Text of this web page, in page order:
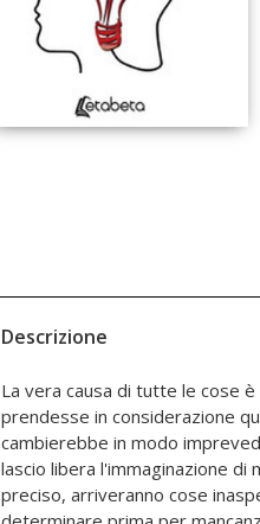
Descrizione
La vera causa di tutte le cose
prendesse in considerazione
cambierebbe in modo
lascio libera l'immaginazione di
preciso, arriveranno cose
avrebbero prodotto lo
ricordiamo facilmente il
non abbiamo ricordi? La
altre di carattere esistenziale
le cose stanno così e cosa è